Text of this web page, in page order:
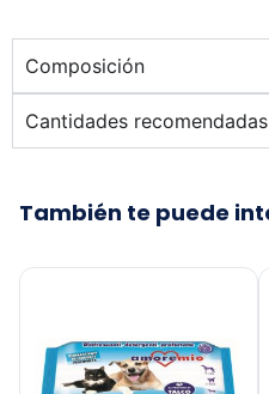
Composición
Cantidades recomendadas